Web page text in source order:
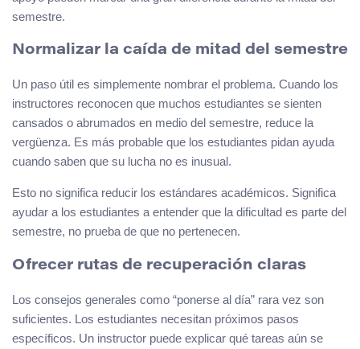
semestre.
Normalizar la caída de mitad del semestre
Un paso útil es simplemente nombrar el problema. Cuando los
instructores reconocen que muchos estudiantes se sienten
cansados o abrumados en medio del semestre, reduce la
vergüenza. Es más probable que los estudiantes pidan ayuda
cuando saben que su lucha no es inusual.
Esto no significa reducir los estándares académicos. Significa
ayudar a los estudiantes a entender que la dificultad es parte del
semestre, no prueba de que no pertenecen.
Ofrecer rutas de recuperación claras
Los consejos generales como “ponerse al día” rara vez son
suficientes. Los estudiantes necesitan próximos pasos
específicos. Un instructor puede explicar qué tareas aún se